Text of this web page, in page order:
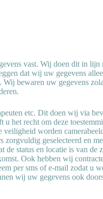
vast. Wij doen dit in
dat wij uw gegevens
bewaren uw gegevens
etc. Dit doen wij via
het recht om deze
worden
geselecteerd en
status en locatie is van
Ook hebben wij
per sms of e-mail zodat u
wij uw gegevens ook